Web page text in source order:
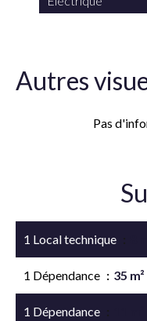
Autres
Pas
1 Local technique
1 Dépendance 35 m²
1 Dépendance